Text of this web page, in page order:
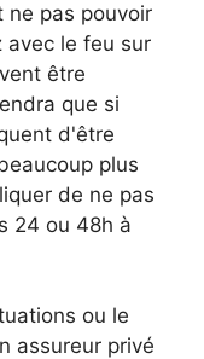
ne pas pouvoir
avec le feu sur
être
que si
d'être
plus
de ne pas
24 ou 48h à
ou le
assureur privé